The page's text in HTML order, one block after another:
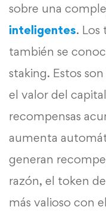
sobre una
inteligentes. Los
también se
staking. Estos
el valor del
recompensas
aumenta
generan
razón, el token
más valioso con